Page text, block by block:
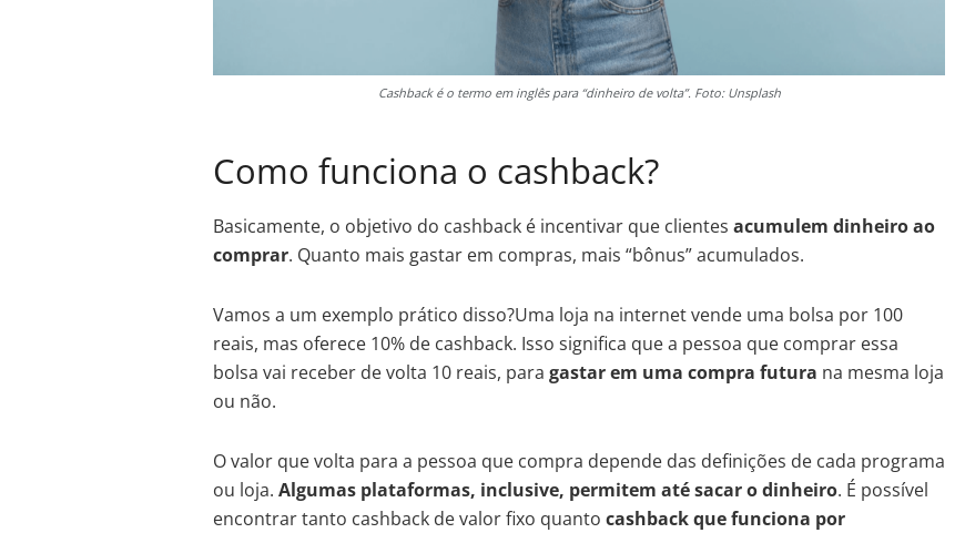
Cashback é o termo em inglês para “dinheiro de volta”. Foto: Unsplash
Como funciona o cashback?
Basicamente, o objetivo do cashback é incentivar que clientes acumulem dinheiro ao
comprar. Quanto mais gastar em compras, mais “bônus” acumulados.
Vamos a um exemplo prático disso?Uma loja na internet vende uma bolsa por 100
reais, mas oferece 10% de cashback. Isso significa que a pessoa que comprar essa
bolsa vai receber de volta 10 reais, para gastar em uma compra futura na mesma loja
ou não.
O valor que volta para a pessoa que compra depende das definições de cada programa
ou loja. Algumas plataformas, inclusive, permitem até sacar o dinheiro. É possível
encontrar tanto cashback de valor fixo quanto cashback que funciona por